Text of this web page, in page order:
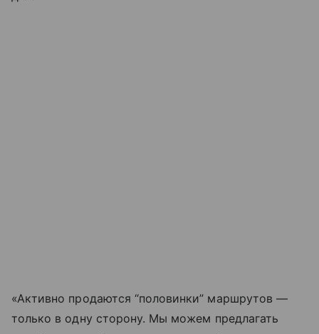
«Активно продаются “половинки” маршрутов —
только в одну сторону. Мы можем предлагать